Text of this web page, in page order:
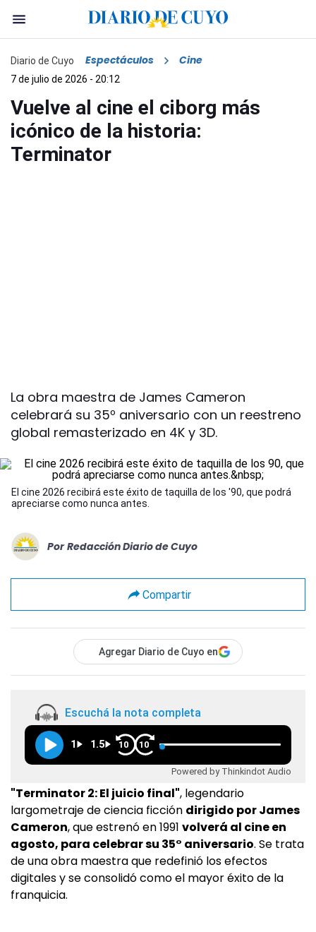
Diario de Cuyo Espectáculos Cine
7 de julio de 2026 - 20:12
Vuelve al cine el ciborg más
icónico de la historia:
Terminator
La obra maestra de James Cameron
celebrará su 35º aniversario con un reestreno
global remasterizado en 4K y 3D.
El cine 2026 recibirá este éxito de taquilla de los '90, que podrá
apreciarse como nunca antes.
Por Redacción Diario de Cuyo
Compartir
Agregar Diario de Cuyo en
Escuchá la nota completa
1 1.5 10 10
Powered by Thinkindot Audio
"Terminator 2: El juicio final", legendario
largometraje de ciencia ficción dirigido por James
Cameron, que estrenó en 1991 volverá al cine en
agosto, para celebrar su 35° aniversario. Se trata
de una obra maestra que redefinió los efectos
digitales y se consolidó como el mayor éxito de la
franquicia.